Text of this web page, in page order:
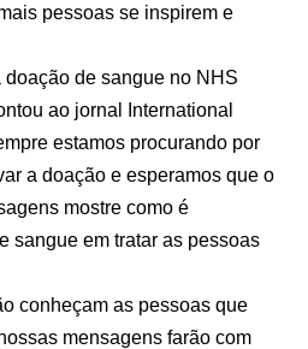
pessoas se inspirem e
doação de sangue no NHS
ao jornal International
estamos procurando por
a doação e esperamos que o
mostre como é
sangue em tratar as pessoas
conheçam as pessoas que
mensagens farão com